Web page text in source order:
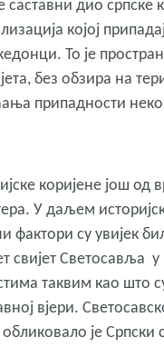
саставни дио српске
којој
То је
без обзира на
припадности
коријене још од
У даљем
фактори су увијек
свијет Светосавља
таквим као што
вјери.
је